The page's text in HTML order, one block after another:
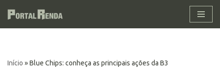
conteúdo
Início »Blue Chips: conheça as principais ações da B3